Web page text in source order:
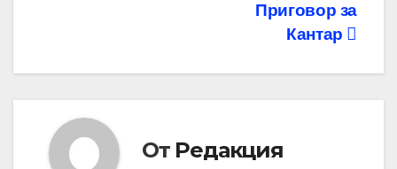
Приговор за
Кантар
От Редакция